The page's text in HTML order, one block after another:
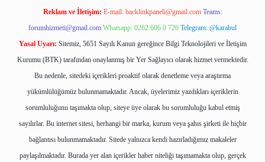
Reklam ve İletişim: E-mail: backlinkpaneli@gmail.com Teams:
forumhizmeti@gmail.com Whatsapp: 0262 606 0 726 Telegram: @karabul
Yasal Uyarı: Sitemiz, 5651 Sayılı Kanun gereğince Bilgi Teknolojileri ve İletişim
Kurumu (BTK) tarafından onaylanmış bir Yer Sağlayıcı olarak hizmet vermektedir.
Bu nedenle, sitedeki içerikleri proaktif olarak denetleme veya araştırma
yükümlülüğümüz bulunmamaktadır. Ancak, üyelerimiz yazdıkları içeriklerin
sorumluluğunu taşımakta olup, siteye üye olarak bu sorumluluğu kabul etmiş
sayılırlar. Bu internet sitesi, herhangi bir marka, kurum veya şahıs şirketi ile hiçbir
bağlantısı bulunmamaktadır. Sitede yalnızca kendi hazırladığımız makaleler
paylaşılmaktadır. Burada yer alan içerikler haber niteliği taşımamakta olup, gerçek